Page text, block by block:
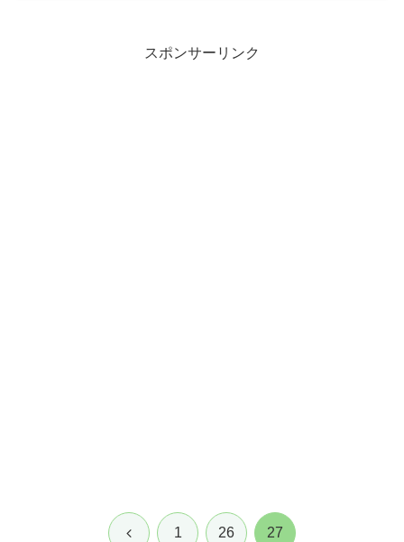
スポンサーリンク
前 1 26 27